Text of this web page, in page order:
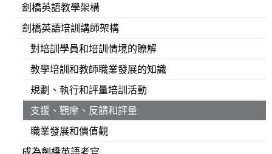
劍橋英語教學架構
劍橋英語培訓講師架構
對培訓學員和培訓情境的瞭解
教學培訓和教師職業發展的知識
規劃、執行和評量培訓活動
支援、觀摩、反饋和評量
職業發展和價值觀
成為劍橋英語考官